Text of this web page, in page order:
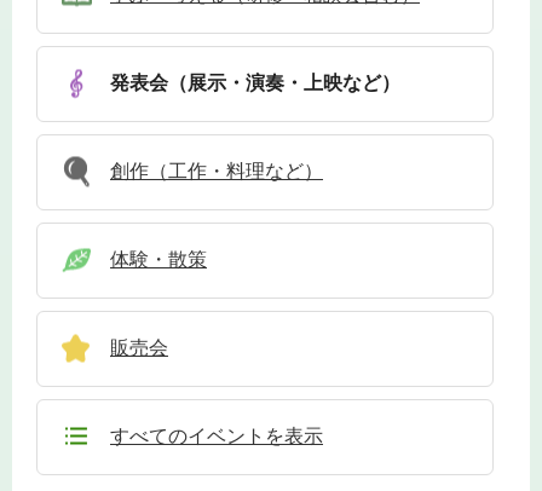
発表会（展示・演奏・上映など）
創作（工作・料理など）
体験・散策
販売会
すべてのイベントを表示